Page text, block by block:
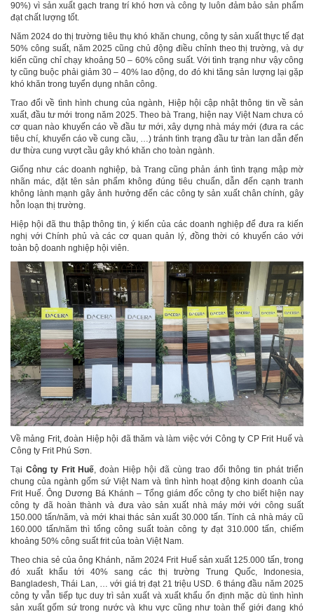
90%) vì sản xuất gạch trang trí khó hơn và công ty luôn đảm bảo sản phẩm
đạt chất lượng tốt.
Năm 2024 do thị trường tiêu thụ khó khăn chung, công ty sản xuất thực tế đạt
50% công suất, năm 2025 cũng chủ động điều chỉnh theo thị trường, và dự
kiến cũng chỉ chạy khoảng 50 – 60% công suất. Với tình trạng như vậy công
ty cũng buộc phải giảm 30 – 40% lao động, do đó khi tăng sản lượng lại gặp
khó khăn trong tuyển dụng nhân công.
Trao đổi về tình hình chung của ngành, Hiệp hội cập nhật thông tin về sản
xuất, đầu tư mới trong năm 2025. Theo bà Trang, hiện nay Việt Nam chưa có
cơ quan nào khuyến cáo về đầu tư mới, xây dựng nhà máy mới (đưa ra các
tiêu chí, khuyến cáo về cung cầu, …) tránh tình trạng đầu tư tràn lan dẫn đến
dư thừa cung vượt cầu gây khó khăn cho toàn ngành.
Giống như các doanh nghiệp, bà Trang cũng phản ánh tình trạng mập mờ
nhãn mác, đặt tên sản phẩm không đúng tiêu chuẩn, dẫn đến cạnh tranh
không lành mạnh gây ảnh hưởng đến các công ty sản xuất chân chính, gây
hỗn loạn thị trường.
Hiệp hội đã thu thập thông tin, ý kiến của các doanh nghiệp để đưa ra kiến
nghị với Chính phủ và các cơ quan quản lý, đồng thời có khuyến cáo với
toàn bộ doanh nghiệp hội viên.
Về mảng Frit, đoàn Hiệp hội đã thăm và làm việc với Công ty CP Frit Huế và
Công ty Frit Phú Sơn.
Tại Công ty Frit Huế, đoàn Hiệp hội đã cùng trao đổi thông tin phát triển
chung của ngành gốm sứ Việt Nam và tình hình hoạt động kinh doanh của
Frit Huế. Ông Dương Bá Khánh – Tổng giám đốc công ty cho biết hiện nay
công ty đã hoàn thành và đưa vào sản xuất nhà máy mới với công suất
150.000 tấn/năm, và mới khai thác sản xuất 30.000 tấn. Tính cả nhà máy cũ
160.000 tấn/năm thì tổng công suất toàn công ty đạt 310.000 tấn, chiếm
khoảng 50% công suất frit của toàn Việt Nam.
Theo chia sẻ của ông Khánh, năm 2024 Frit Huế sản xuất 125.000 tấn, trong
đó xuất khẩu tới 40% sang các thị trường Trung Quốc, Indonesia,
Bangladesh, Thái Lan, … với giá trị đạt 21 triệu USD. 6 tháng đầu năm 2025
công ty vẫn tiếp tục duy trì sản xuất và xuất khẩu ổn định mặc dù tình hình
sản xuất gốm sứ trong nước và khu vực cũng như toàn thế giới đang khó